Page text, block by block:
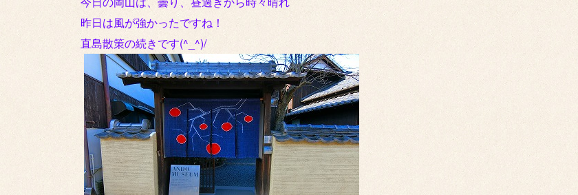
昨日は風が強かったですね！
直島散策の続きです(^_^)/